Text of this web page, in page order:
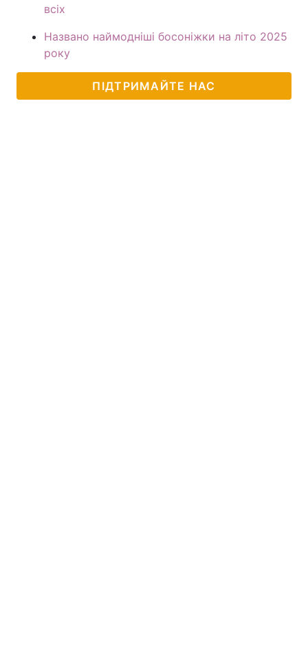
всіх
Названо наймодніші босоніжки на літо 2025
року
ПІДТРИМАЙТЕ НАС